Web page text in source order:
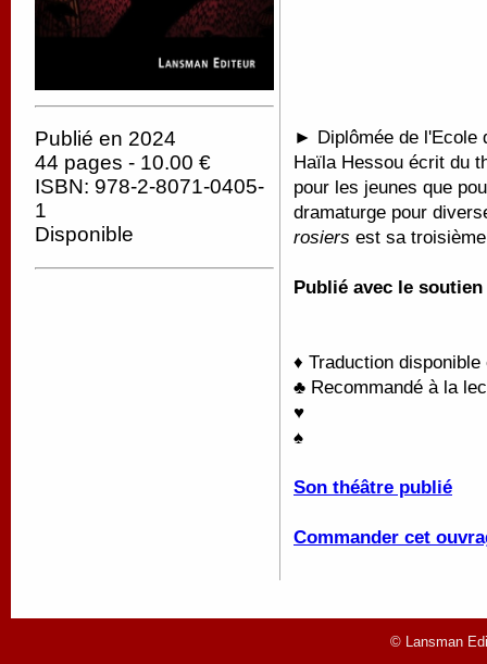
Publié en 2024
44 pages - 10.00 €
ISBN: 978-2-8071-0405-
1
Disponible
► Diplômée de l'Ecole
Haïla Hessou écrit du
pour les jeunes que
dramaturge pour
rosiers est sa
Publié avec le soutien
♦ Traduction
♣ Recommandé à la
♥
♠
Son théâtre publié
Commander cet
© Lansman